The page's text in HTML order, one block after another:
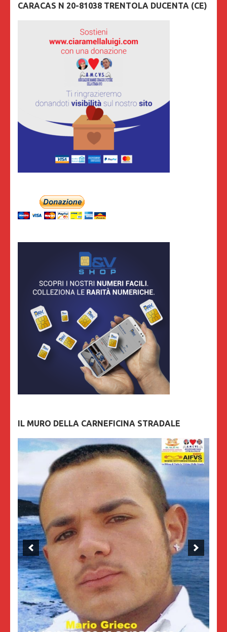
CARACAS N 20-81038 TRENTOLA DUCENTA (CE)
IL MURO DELLA CARNEFICINA STRADALE